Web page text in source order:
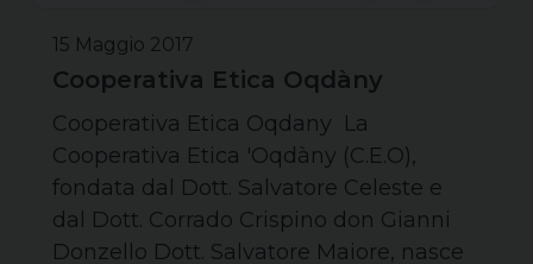
15 Maggio 2017
Cooperativa Etica Oqdàny
Cooperativa Etica Oqdany La
Cooperativa Etica 'Oqdàny (C.E.O),
fondata dal Dott. Salvatore Celeste e
dal Dott. Corrado Crispino don Gianni
Donzello Dott. Salvatore Maiore, nasce